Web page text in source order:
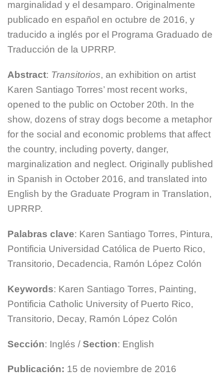
marginalidad y el desamparo. Originalmente
publicado en español en octubre de 2016, y
traducido a inglés por el Programa Graduado de
Traducción de la UPRRP.
Abstract: Transitorios, an exhibition on artist
Karen Santiago Torres’ most recent works,
opened to the public on October 20th. In the
show, dozens of stray dogs become a metaphor
for the social and economic problems that affect
the country, including poverty, danger,
marginalization and neglect. Originally published
in Spanish in October 2016, and translated into
English by the Graduate Program in Translation,
UPRRP.
Palabras clave: Karen Santiago Torres, Pintura,
Pontificia Universidad Católica de Puerto Rico,
Transitorio, Decadencia, Ramón López Colón
Keywords: Karen Santiago Torres, Painting,
Pontificia Catholic University of Puerto Rico,
Transitorio, Decay, Ramón López Colón
Sección: Inglés / Section: English
Publicación: 15 de noviembre de 2016